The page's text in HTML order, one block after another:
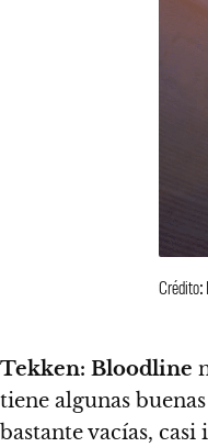
Crédito:
Tekken: Bloodline
tiene algunas
bastante vacías, casi